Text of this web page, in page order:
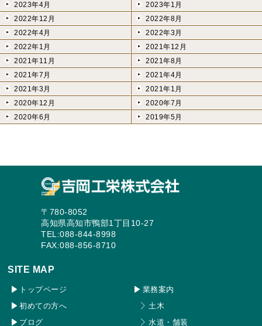
2023年4月
2023年1月
2022年12月
2022年8月
2022年4月
2022年3月
2022年1月
2021年12月
2021年11月
2021年8月
2021年7月
2021年4月
2021年3月
2021年1月
2020年12月
2020年7月
2020年6月
2019年5月
〒780-8052
高知県高知市鴨部1丁目10-27
TEL:088-844-8998
FAX:088-856-8710
SITE MAP
トップページ
初めての方へ
ブログ
業務案内
土木
水道・舗装